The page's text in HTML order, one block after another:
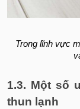
Trong lĩnh vực
1.3. Một số
thun lạnh